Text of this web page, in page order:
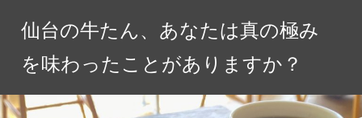
ツ
仙台の牛たん、あなたは真の極み
を味わったことがありますか？